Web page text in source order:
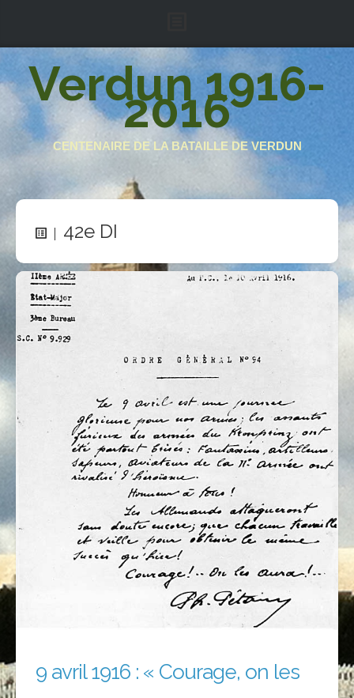
Le projet
Armée française
Armée impériale
Verdun 1916-
2016
CENTENAIRE DE LA BATAILLE DE VERDUN
42e DI
9 avril 1916 : « Courage, on les